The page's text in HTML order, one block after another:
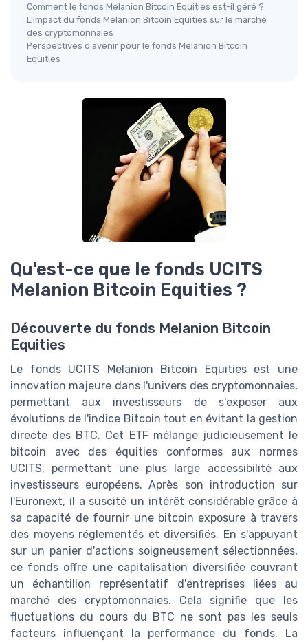
Comment le fonds Melanion Bitcoin Equities est-il géré ?
L'impact du fonds Melanion Bitcoin Equities sur le marché
des cryptomonnaies
Perspectives d'avenir pour le fonds Melanion Bitcoin
Equities
Qu'est-ce que le fonds UCITS
Melanion Bitcoin Equities ?
Découverte du fonds Melanion Bitcoin
Equities
Le fonds UCITS Melanion Bitcoin Equities est une
innovation majeure dans l'univers des cryptomonnaies,
permettant aux investisseurs de s'exposer aux
évolutions de l'indice Bitcoin tout en évitant la gestion
directe des BTC. Cet ETF mélange judicieusement le
bitcoin avec des équities conformes aux normes
UCITS, permettant une plus large accessibilité aux
investisseurs européens. Après son introduction sur
l'Euronext, il a suscité un intérêt considérable grâce à
sa capacité de fournir une bitcoin exposure à travers
des moyens réglementés et diversifiés. En s'appuyant
sur un panier d'actions soigneusement sélectionnées,
ce fonds offre une capitalisation diversifiée couvrant
un échantillon représentatif d'entreprises liées au
marché des cryptomonnaies. Cela signifie que les
fluctuations du cours du BTC ne sont pas les seuls
facteurs influençant la performance du fonds. La